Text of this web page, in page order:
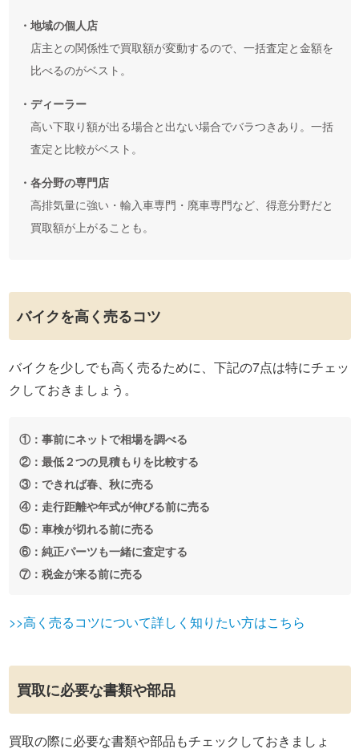
・地域の個人店
店主との関係性で買取額が変動するので、一括査定と金額を
比べるのがベスト。
・ディーラー
高い下取り額が出る場合と出ない場合でバラつきあり。一括
査定と比較がベスト。
・各分野の専門店
高排気量に強い・輸入車専門・廃車専門など、得意分野だと
買取額が上がることも。
バイクを高く売るコツ
バイクを少しでも高く売るために、下記の7点は特にチェッ
クしておきましょう。
①：事前にネットで相場を調べる
②：最低２つの見積もりを比較する
③：できれば春、秋に売る
④：走行距離や年式が伸びる前に売る
⑤：車検が切れる前に売る
⑥：純正パーツも一緒に査定する
⑦：税金が来る前に売る
>>高く売るコツについて詳しく知りたい方はこちら
買取に必要な書類や部品
買取の際に必要な書類や部品もチェックしておきましょ